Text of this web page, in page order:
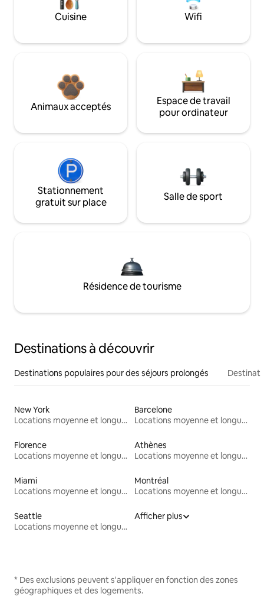
Cuisine Wifi
Animaux acceptés
Espace de travail
pour ordinateur
Stationnement
gratuit sur place
Salle de sport
Résidence de tourisme
Destinations à découvrir
Destinations populaires pour des séjours prolongés
New York
Locations moyenne et longue durée
Barcelone
Locations moyenne et longue durée
Florence
Locations moyenne et longue durée
Athènes
Locations moyenne et longue durée
Miami
Locations moyenne et longue durée
Montréal
Locations moyenne et longue durée
Seattle
Locations moyenne et longue durée
Afficher plus
* Des exclusions peuvent s'appliquer en fonction des zones
géographiques et des logements.